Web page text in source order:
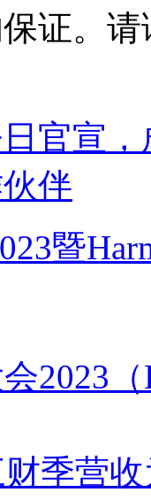
证。
官宣
伴
暨
2023
季营